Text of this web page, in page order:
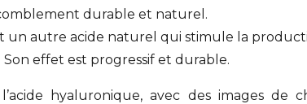
durable et naturel.
un autre acide naturel qui stimule la
effet est progressif et durable.
hyaluronique, avec des images de